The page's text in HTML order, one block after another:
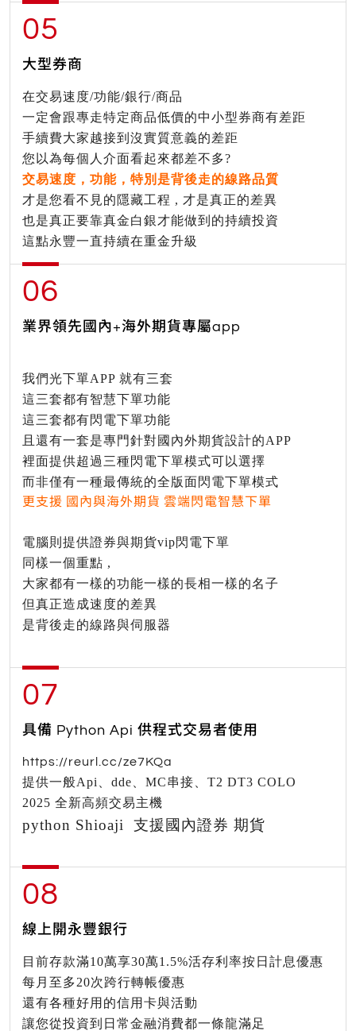
05
大型券商
在交易速度/功能/銀行/商品
一定會跟專走特定商品低價的中小型券商有差距
手續費大家越接到沒實質意義的差距
您以為每個人介面看起來都差不多?
交易速度，功能，特別是背後走的線路品質
才是您看不見的隱藏工程 , 才是真正的差異
也是真正要靠真金白銀才能做到的持續投資
這點永豐一直持續在重金升級
06
業界領先國內+海外期貨專屬app
我們光下單APP 就有三套
這三套都有智慧下單功能
這三套都有閃電下單功能
且還有一套是專門針對國內外期貨設計的APP
裡面提供超過三種閃電下單模式可以選擇
而非僅有一種最傳統的全版面閃電下單模式
更支援 國內與海外期貨 雲端閃電智慧下單
電腦則提供證券與期貨vip閃電下單
同樣一個重點 ,
大家都有一樣的功能一樣的長相一樣的名子
但真正造成速度的差異
是背後走的線路與伺服器
07
具備 Python Api 供程式交易者使用
https://reurl.cc/ze7KQa
提供一般Api、dde、MC串接、T2 DT3 COLO
2025 全新高頻交易主機
python Shioaji 支援國內證券 期貨
08
線上開永豐銀行
目前存款滿10萬享30萬1.5%活存利率按日計息優惠
每月至多20次跨行轉帳優惠
還有各種好用的信用卡與活動
讓您從投資到日常金融消費都一條龍滿足